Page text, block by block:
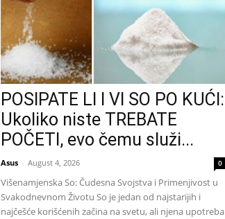
POSIPATE LI I VI SO PO KUĆI:
Ukoliko niste TREBATE
POČETI, evo čemu služi...
Asus - August 4, 2026 0
Višenamjenska So: Čudesna Svojstva i Primenjivost u
Svakodnevnom Životu So je jedan od najstarijih i
najčešće korišćenih začina na svetu, ali njena upotreba